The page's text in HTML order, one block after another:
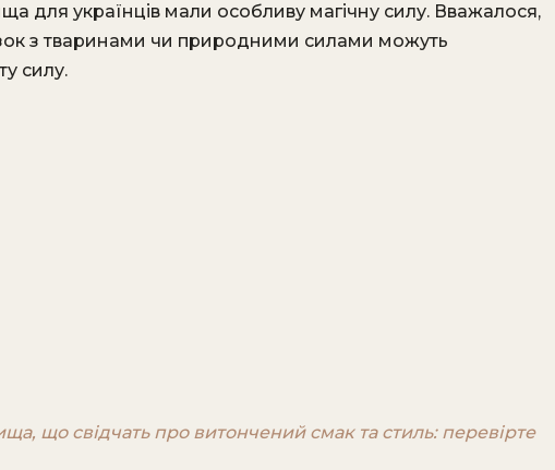
для українців мали особливу магічну силу. Вважалося,
з тваринами чи природними силами можуть
силу.
що свідчать про витончений смак та стиль: перевірте